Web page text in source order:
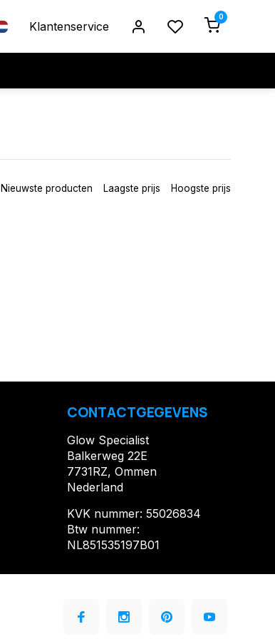
Klantenservice
0
Nieuwste producten Laagste prijs Hoogste prijs
CONTACTGEGEVENS
Glow Specialist
Balkerweg 22E
7731RZ, Ommen
Nederland
KVK nummer: 55026834
Btw nummer:
NL851535197B01